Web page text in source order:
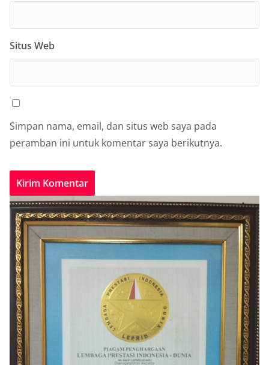
Situs Web
Simpan nama, email, dan situs web saya pada
peramban ini untuk komentar saya berikutnya.